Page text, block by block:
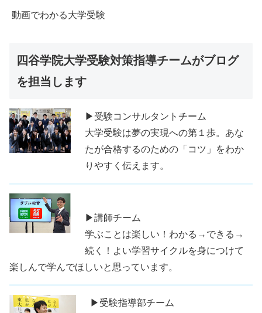
動画でわかる大学受験
四谷学院大学受験対策指導チームがブログ
を担当します
▶受験コンサルタントチーム
大学受験は夢の実現への第１歩。あな
たが合格するのための「コツ」をわか
りやすく伝えます。
▶講師チーム
学ぶことは楽しい！わかる→できる→
続く！よい学習サイクルを身につけて
楽しんで学んでほしいと思っています。
▶受験指導部チーム